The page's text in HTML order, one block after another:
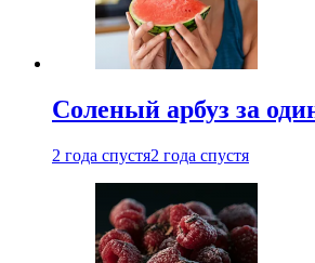
Соленый арбуз за
2 года спустя2 года спустя